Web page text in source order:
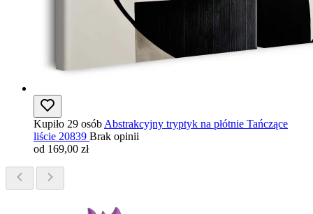
Kupiło 29 osób Abstrakcyjny tryptyk na płótnie Tańczące
liście 20839 Brak opinii
od 169,00 zł